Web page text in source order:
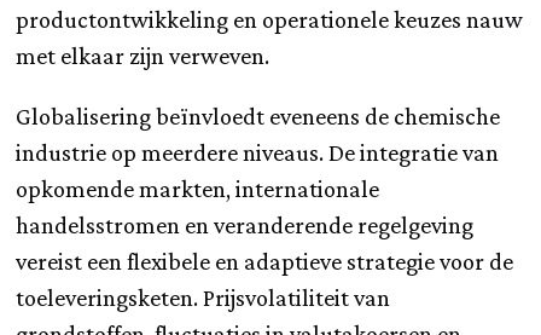
productontwikkeling en operationele keuzes nauw
met elkaar zijn verweven.
Globalisering beïnvloedt eveneens de chemische
industrie op meerdere niveaus. De integratie van
opkomende markten, internationale
handelsstromen en veranderende regelgeving
vereist een flexibele en adaptieve strategie voor de
toeleveringsketen. Prijsvolatiliteit van